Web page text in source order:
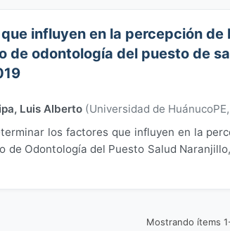
influyen en la percepción
de odontología del puesto de
Luis Alberto (Universidad de HuánucoPE,
los factores que influyen en la
de Odontología del Puesto Salud
Mostrando ítems